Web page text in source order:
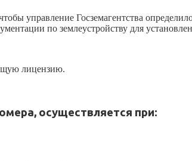
управление Госземагентства
по землеустройству для
лицензию.
осуществляется при: